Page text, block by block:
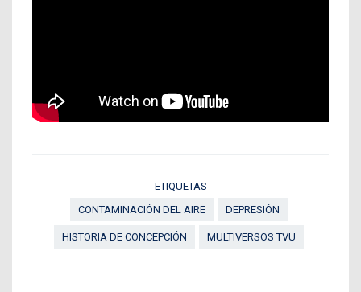
ETIQUETAS
CONTAMINACIÓN DEL AIRE
DEPRESIÓN
HISTORIA DE CONCEPCIÓN MULTIVERSOS TVU